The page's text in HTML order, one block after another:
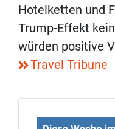
Hotelketten und
Trump-Effekt
würden positive
Travel Tribune